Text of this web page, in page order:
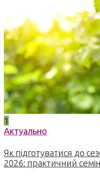
1
Актуально
Як підготуватися до
2026: практичний